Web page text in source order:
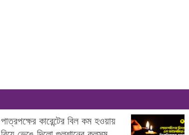
পাত্রপক্ষের কারেন্টের বিল কম হওয়ায়